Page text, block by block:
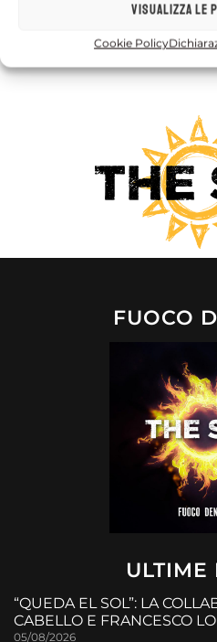
Visualizza le
Cookie Policy
FUOCO
ULTIME
“QUEDA EL SOL”: LA
CABELLO E FRANCESCO
05/08/2026